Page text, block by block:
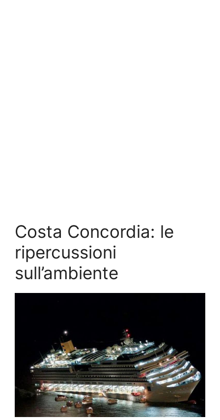
Costa Concordia: le
ripercussioni
sull’ambiente